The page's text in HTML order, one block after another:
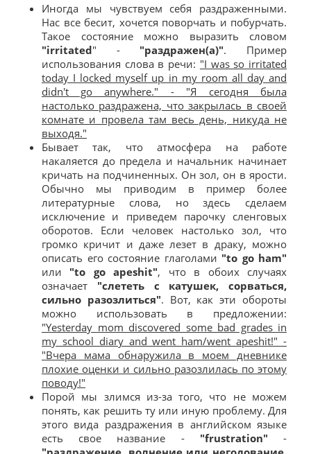
Иногда мы чувствуем себя раздраженными.
Нас все бесит, хочется поворчать и побурчать.
Такое состояние можно выразить словом
"irritated" - "раздражен(а)". Пример
использования слова в речи: "I was so irritated
today I locked myself up in my room all day and
didn't go anywhere." - "Я сегодня была
настолько раздражена, что закрылась в своей
комнате и провела там весь день, никуда не
выходя."
Бывает так, что атмосфера на работе
накаляется до предела и начальник начинает
кричать на подчиненных. Он зол, он в ярости.
Обычно мы приводим в пример более
литературные слова, но здесь сделаем
исключение и приведем парочку сленговых
оборотов. Если человек настолько зол, что
громко кричит и даже лезет в драку, можно
описать его состояние глаголами "to go ham"
или "to go apeshit", что в обоих случаях
означает "слететь с катушек, сорваться,
сильно разозлиться". Вот, как эти обороты
можно использовать в предложении:
"Yesterday mom discovered some bad grades in
my school diary and went ham/went apeshit!" -
"Вчера мама обнаружила в моем дневнике
плохие оценки и сильно разозлилась по этому
поводу!"
Порой мы злимся из-за того, что не можем
понять, как решить ту или иную проблему. Для
этого вида раздражения в английском языке
есть свое название - "frustration" -